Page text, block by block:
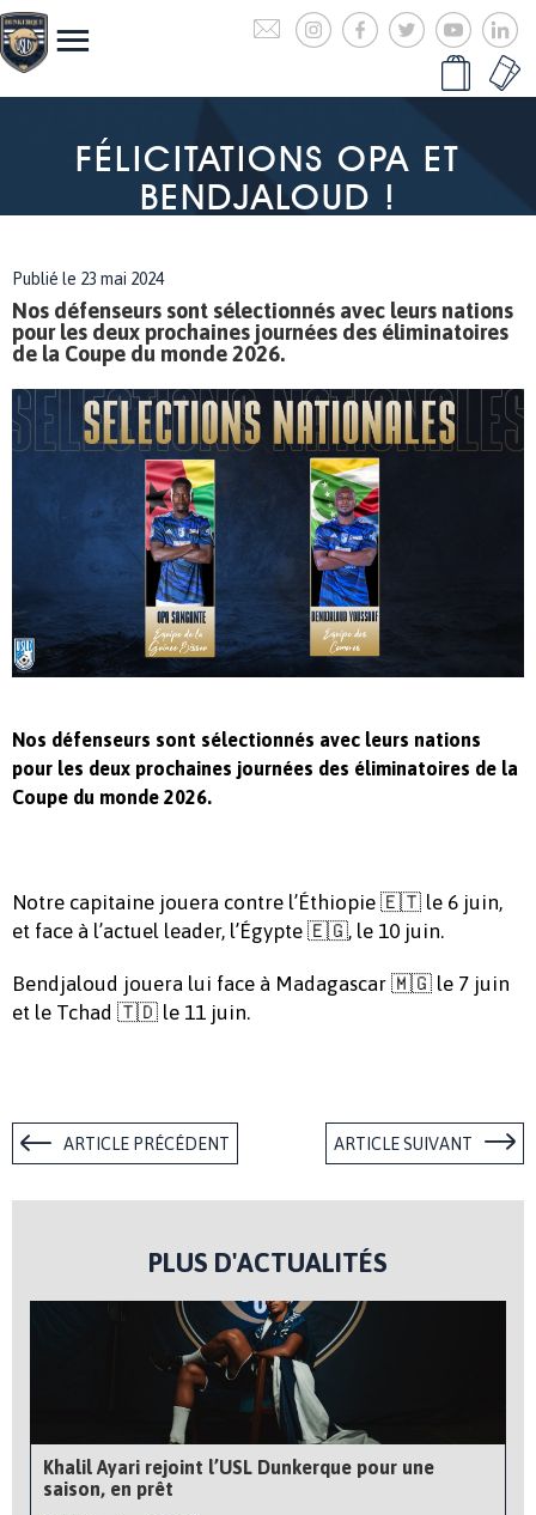
FÉLICITATIONS OPA ET
BENDJALOUD !
Publié le 23 mai 2024
Nos défenseurs sont sélectionnés avec leurs nations
pour les deux prochaines journées des éliminatoires
de la Coupe du monde 2026.
Nos défenseurs sont sélectionnés avec leurs nations
pour les deux prochaines journées des éliminatoires de la
Coupe du monde 2026.
Notre capitaine jouera contre l’Éthiopie 🇪🇹 le 6 juin,
et face à l’actuel leader, l’Égypte 🇪🇬, le 10 juin.
Bendjaloud jouera lui face à Madagascar 🇲🇬 le 7 juin
et le Tchad 🇹🇩 le 11 juin.
ARTICLE PRÉCÉDENT ARTICLE SUIVANT
PLUS D'ACTUALITÉS
Khalil Ayari rejoint l’USL Dunkerque pour une
saison, en prêt